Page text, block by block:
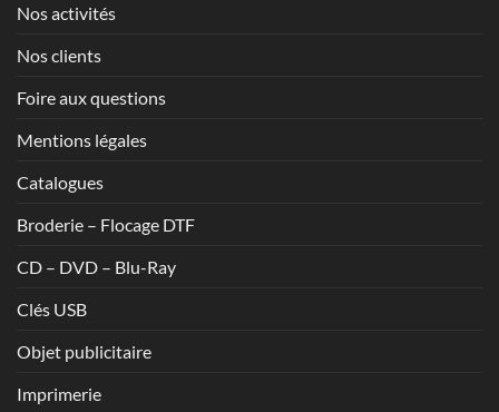
Nos activités
Nos clients
Foire aux questions
Mentions légales
Catalogues
Broderie – Flocage DTF
CD – DVD – Blu-Ray
Clés USB
Objet publicitaire
Imprimerie